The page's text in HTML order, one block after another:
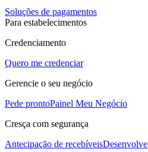
Soluções de pagamentos
Para estabelecimentos
Credenciamento
Quero me credenciar
Gerencie o seu negócio
Pede prontoPainel Meu Negócio
Cresça com segurança
Antecipação de recebíveisDesenvolve